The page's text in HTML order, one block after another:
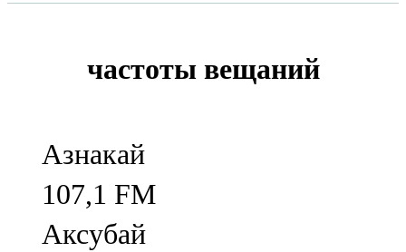
частоты вещаний
Азнакай
107,1 FM
Аксубай